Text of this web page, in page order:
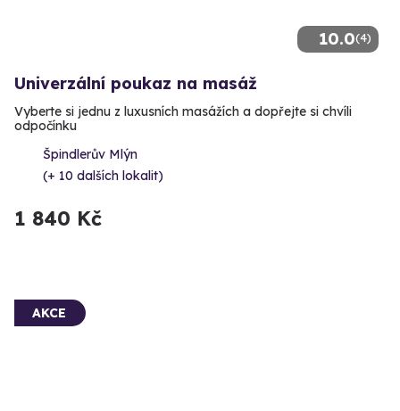
10.0(4)
Univerzální poukaz na masáž
Vyberte si jednu z luxusních masážích a dopřejte si chvíli
odpočínku
Špindlerův Mlýn
(+ 10 dalších lokalit)
1 840 Kč
AKCE